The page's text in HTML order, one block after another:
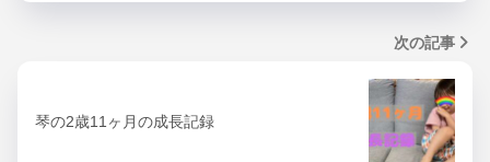
次の記事
琴の2歳11ヶ月の成長記録